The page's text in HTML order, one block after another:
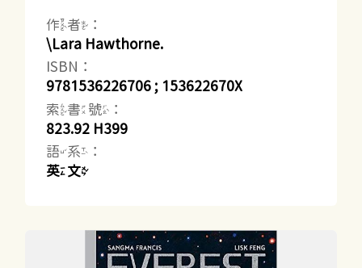
作者：
\Lara Hawthorne.
ISBN：
9781536226706 ; 153622670X
索書號：
823.92 H399
語系：
英文